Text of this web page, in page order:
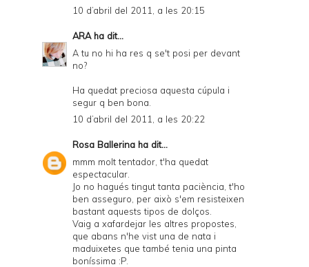
10 d’abril del 2011, a les 20:15
ARAha dit...
A tu no hi ha res q se't posi per devant
no?
Ha quedat preciosa aquesta cúpula i
segur q ben bona.
10 d’abril del 2011, a les 20:22
Rosa Ballerina ha dit...
mmm molt tentador, t'ha quedat
espectacular.
Jo no hagués tingut tanta paciència, t'ho
ben asseguro, per això s'em resisteixen
bastant aquests tipos de dolços.
Vaig a xafardejar les altres propostes,
que abans n'he vist una de nata i
maduixetes que també tenia una pinta
boníssima :P.